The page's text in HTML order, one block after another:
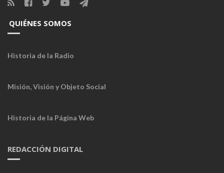
QUIÉNES SOMOS
Historia de la Radio
Misión, Visión y Objeto Social
Historia de la Página Web
REDACCIÓN DIGITAL